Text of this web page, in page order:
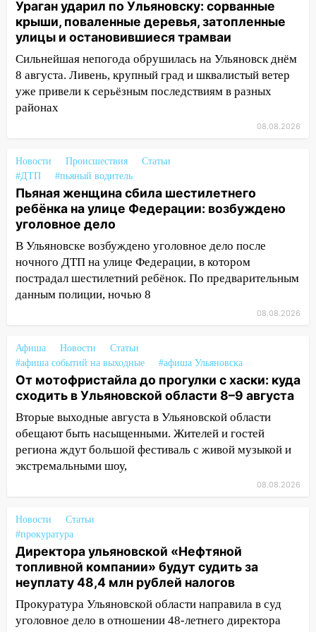
13:54 В мэрии Ульяновска рассказали,
как устраняют последствия мощного
шторма
13:49 Стихия продолжает крушить
Ульяновск: дерево рухнуло на дом на
Орджоникидзе
13:46
Сильный ветер сорвал крышу с
СТО на проспекте Созидателей
13:35 Непогода продолжает бить по
транспорту: в Ульяновске трамвай
сошёл с рельсов
13:22 Упавшие деревья перекрыли
дороги в Ульяновске: фото
сохранятся 9 августа
13:15 Трижды «брал в долг» без спроса:
житель Вешкаймского района похитил у
знакомого 191 тысячу рублей
13:14 Ураган оторвал светофор на
проспекте Филатова в Ульяновске
13:12 Дерево пробило крышу дома на
Новгородской в Ульяновске и рухнуло
13:10 В Заволжском районе дерево
упало во дворе
13:08 Ураган ударил по Ульяновску:
сорванные крыши, поваленные деревья,
затопленные улицы и остановившиеся
трамваи
Ураган ударил по Ульяновску: сорванные
крыши, поваленные деревья, затопленные
улицы и остановившиеся трамваи
Сильнейшая непогода обрушилась на Ульяновск днём
8 августа. Ливень, крупный град и шквалистый ветер
уже привели к серьёзным последствиям в разных
районах
08.08.2026
Новости Происшествия
Статьи
#ДТП
#пьяный водитель
Пьяная женщина сбила шестилетнего
ребёнка на улице Федерации: возбуждено
уголовное дело
В Ульяновске возбуждено уголовное дело после
ночного ДТП на улице Федерации, в котором
пострадал шестилетний ребёнок. По предварительным
данным полиции, ночью 8
08.08.2026
Афиша Новости
Статьи
#афиша событий на выходные
#афиша Ульяновска
От мотофристайла до прогулки с хаски: куда
сходить в Ульяновской области 8–9 августа
Вторые выходные августа в Ульяновской области
обещают быть насыщенными. Жителей и гостей
региона ждут большой фестиваль с живой музыкой и
экстремальными шоу,
08.08.2026
Новости
Статьи
#прокуратура
Директора ульяновской «Нефтяной
топливной компании» будут судить за
неуплату 48,4 млн рублей налогов
Прокуратура Ульяновской области направила в суд
уголовное дело в отношении 48-летнего директора